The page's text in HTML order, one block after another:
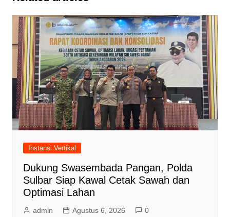
Instansi Vertikal
Dukung Swasembada Pangan, Polda
Sulbar Siap Kawal Cetak Sawah dan
Optimasi Lahan
admin Agustus 6, 2026 0